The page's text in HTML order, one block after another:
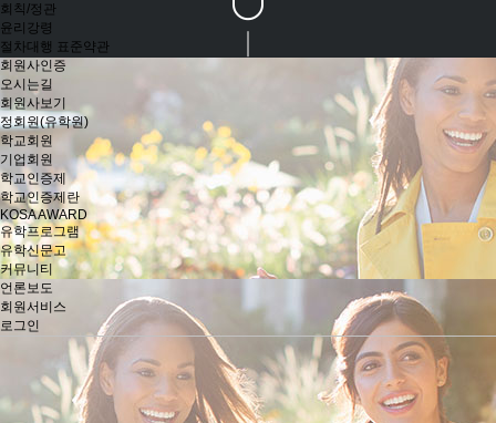
회칙/정관
윤리강령
절차대행 표준약관
회원사인증
오시는길
회원사보기
정회원(유학원)
학교회원
기업회원
학교인증제
학교인증제란
KOSA AWARD
유학프로그램
유학신문고
커뮤니티
언론보도
회원서비스
로그인